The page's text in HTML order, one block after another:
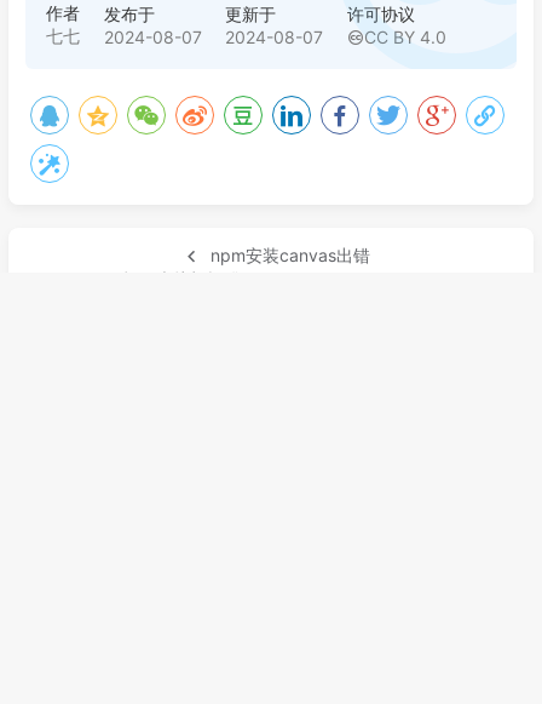
作者
七七
发布于
2024-08-07
更新于
2024-08-07
许可协议
CC BY 4.0
npm安装canvas出错
VirtualBox打开虚拟机报错 supr3hardenedwinrespawn